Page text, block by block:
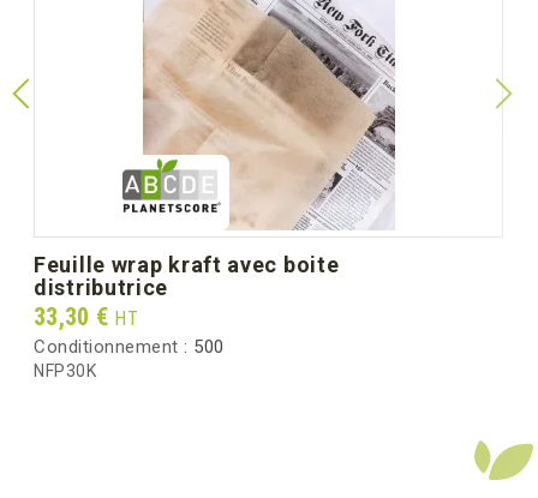
Diamètre Ø mm
(dimension unitaire)
190
Poids unitaire (g) 8.0
Poids brut au carton (kg)
feuille wrap kraft avec boite
distributrice
Prix
33,30 € HT
Conditionnement : 500
NFP30K